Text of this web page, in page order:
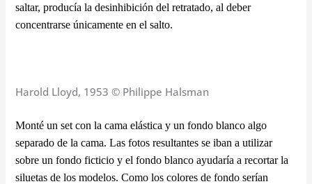
saltar, producía la desinhibición del retratado, al deber
concentrarse únicamente en el salto.
Harold Lloyd, 1953 © Philippe Halsman
Monté un set con la cama elástica y un fondo blanco algo
separado de la cama. Las fotos resultantes se iban a utilizar
sobre un fondo ficticio y el fondo blanco ayudaría a recortar la
siluetas de los modelos. Como los colores de fondo serían